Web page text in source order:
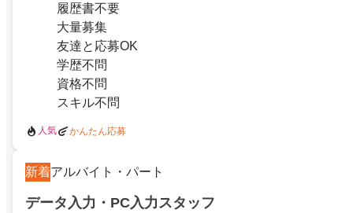
履歴書不要
大量募集
友達と応募OK
学歴不問
資格不問
スキル不問
人気 かんたん応募
新着アルバイト・パート
データ入力・PC入力スタッフ